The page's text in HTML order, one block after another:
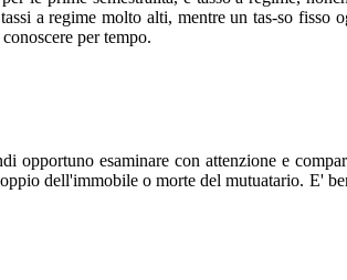
a regime molto alti, mentre un tas-so
per tempo.
esaminare con attenzione e
dell'immobile o morte del mutuatario. E'